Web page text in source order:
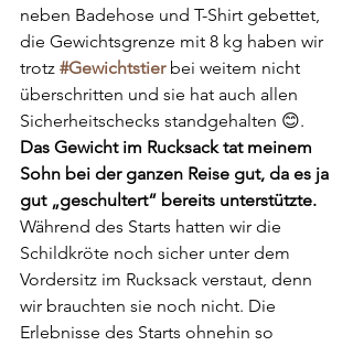
neben Badehose und T-Shirt gebettet,
die Gewichtsgrenze mit 8 kg haben wir
trotz #Gewichtstier bei weitem nicht
überschritten und sie hat auch allen
Sicherheitschecks standgehalten 😊.
Das Gewicht im Rucksack tat meinem
Sohn bei der ganzen Reise gut, da es ja
gut „geschultert“ bereits unterstützte.
Während des Starts hatten wir die
Schildkröte noch sicher unter dem
Vordersitz im Rucksack verstaut, denn
wir brauchten sie noch nicht. Die
Erlebnisse des Starts ohnehin so